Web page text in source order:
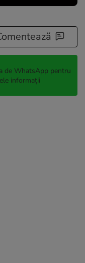
de WhatsApp pentru
informații